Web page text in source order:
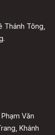
Thánh Tông,
Văn
Khánh